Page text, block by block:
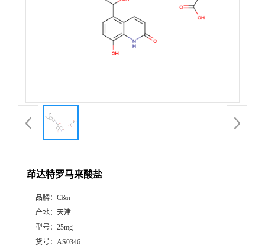
茚达特罗马来酸盐
品牌： C&π
产地： 天津
型号： 25mg
货号： AS0346